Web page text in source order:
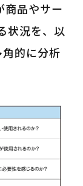
商品やサー
状況を、以
的に分析